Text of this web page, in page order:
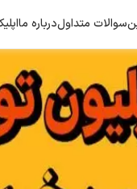
سوالات متداولدرباره ما